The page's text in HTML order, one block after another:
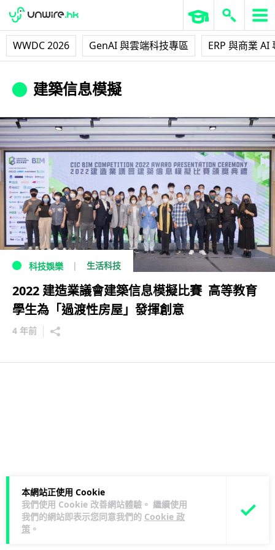
WWDC 2026 GenAI 與雲端科技專區 ERP 與商業 AI
本網站正使用 Cookie
我們使用 Cookie 改善網站體驗。 繼續使用
我們的網站即表示您同意我們的 Cookie 政
策 。
建築信息模擬
科技娛樂 生活科技
2022 建造業議會建築信息模擬比賽 高等教育
學生為「過渡性房屋」發揮創意
4 年前